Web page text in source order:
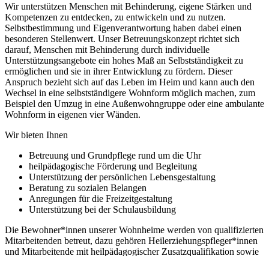
Wir unterstützen Menschen mit Behinderung, eigene Stärken und
Kompetenzen zu entdecken, zu entwickeln und zu nutzen.
Selbstbestimmung und Eigenverantwortung haben dabei einen
besonderen Stellenwert. Unser Betreuungskonzept richtet sich
darauf, Menschen mit Behinderung durch individuelle
Unterstützungsangebote ein hohes Maß an Selbstständigkeit zu
ermöglichen und sie in ihrer Entwicklung zu fördern. Dieser
Anspruch bezieht sich auf das Leben im Heim und kann auch den
Wechsel in eine selbstständigere Wohnform möglich machen, zum
Beispiel den Umzug in eine Außenwohngruppe oder eine ambulante
Wohnform in eigenen vier Wänden.
Wir bieten Ihnen
Betreuung und Grundpflege rund um die Uhr
heilpädagogische Förderung und Begleitung
Unterstützung der persönlichen Lebensgestaltung
Beratung zu sozialen Belangen
Anregungen für die Freizeitgestaltung
Unterstützung bei der Schulausbildung
Die Bewohner*innen unserer Wohnheime werden von qualifizierten
Mitarbeitenden betreut, dazu gehören Heilerziehungspfleger*innen
und Mitarbeitende mit heilpädagogischer Zusatzqualifikation sowie